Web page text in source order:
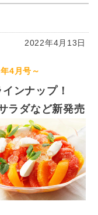
2022年4月13日
4月号～
ンナップ！
ラダなど新発売